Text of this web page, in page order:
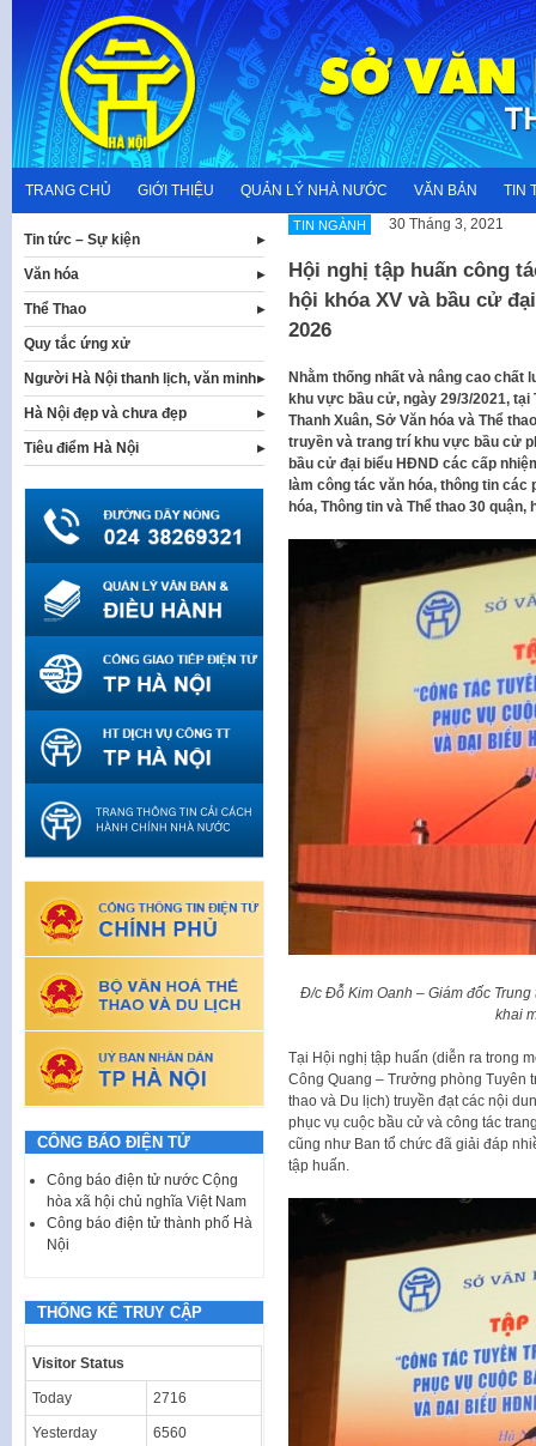
content
TRANG CHỦ GIỚI THIỆU QUẢN LÝ NHÀ NƯỚC VĂN BẢN TIN
TIN NGÀNH 30 Tháng 3, 2021
Hội nghị tập huấn công
hội khóa XV và bầu cử
2026
Nhằm thống nhất và nâng cao chất
khu vực bầu cử, ngày 29/3/2021, tại
Thanh Xuân, Sở Văn hóa và Thể
truyền và trang trí khu vực bầu cử
bầu cử đại biểu HĐND các cấp
làm công tác văn hóa, thông tin các
hóa, Thông tin và Thể thao 30
Đ/c Đỗ Kim Oanh – Giám đốc
khai
Tại Hội nghị tập huấn (diễn ra trong
Công Quang – Trưởng phòng Tuyên
thao và Du lịch) truyền đạt các nội
phục vụ cuộc bầu cử và công tác
cũng như Ban tổ chức đã giải đáp
tập huấn.
Tin tức – Sự kiện
Văn hóa
Thể Thao
Quy tắc ứng xử
Người Hà Nội thanh lịch, văn minh
Hà Nội đẹp và chưa đẹp
Tiêu điểm Hà Nội
CÔNG BÁO ĐIỆN TỬ
Công báo điện tử nước Cộng
hòa xã hội chủ nghĩa Việt Nam
Công báo điện tử thành phố Hà
Nội
THỐNG KÊ TRUY CẬP
Visitor Status
Today 2716
Yesterday 6560